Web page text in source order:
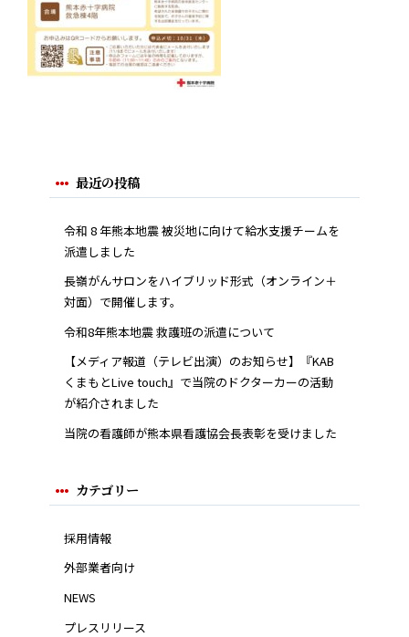
最近の投稿
令和 8 年熊本地震 被災地に向けて給水支援チームを
派遣しました
長嶺がんサロンをハイブリッド形式（オンライン＋
対面）で開催します。
令和8年熊本地震 救護班の派遣について
【メディア報道（テレビ出演）のお知らせ】『KAB
くまもとLive touch』で当院のドクターカーの活動
が紹介されました
当院の看護師が熊本県看護協会長表彰を受けました
カテゴリー
採用情報
外部業者向け
NEWS
プレスリリース